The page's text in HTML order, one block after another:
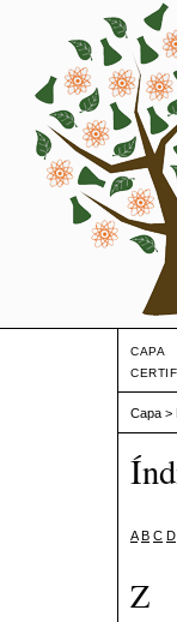
CAPA
Capa >
A B C D
Z